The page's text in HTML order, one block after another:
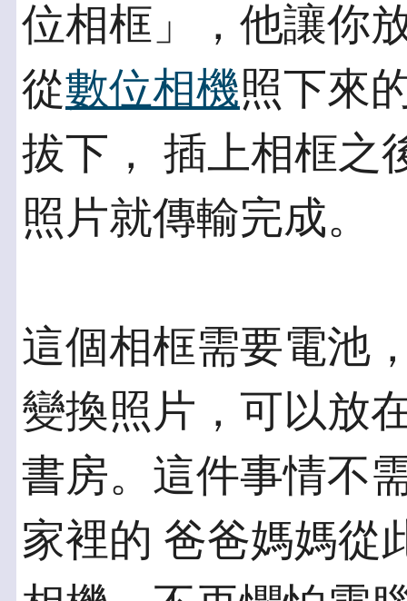
位相框」，他讓你
從數位相機照下來
拔下， 插上相框之
照片就傳輸完成。
這個相框需要電池
變換照片，可以放
書房。這件事情不
家裡的 爸爸媽媽從